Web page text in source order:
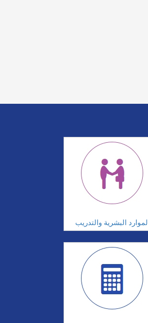
الموارد البشرية والتدريب